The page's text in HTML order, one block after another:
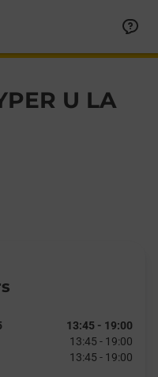
U LA
13:45 - 19:00
13:45 - 19:00
13:45 - 19:00